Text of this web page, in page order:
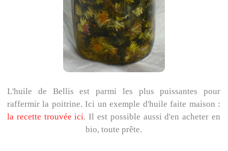
L'huile de Bellis est parmi les plus puissantes pour
raffermir la poitrine. Ici un exemple d'huile faite maison :
la recette trouvée ici. Il est possible aussi d'en acheter en
bio, toute prête.